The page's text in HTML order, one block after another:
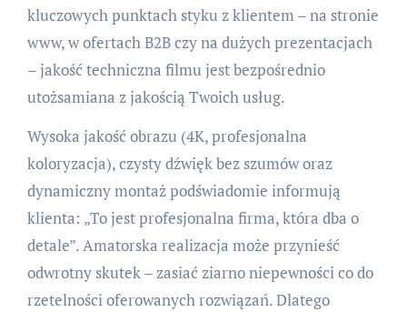
kluczowych punktach styku z klientem – na stronie
www, w ofertach B2B czy na dużych prezentacjach
– jakość techniczna filmu jest bezpośrednio
utożsamiana z jakością Twoich usług.
Wysoka jakość obrazu (4K, profesjonalna
koloryzacja), czysty dźwięk bez szumów oraz
dynamiczny montaż podświadomie informują
klienta: „To jest profesjonalna firma, która dba o
detale”. Amatorska realizacja może przynieść
odwrotny skutek – zasiać ziarno niepewności co do
rzetelności oferowanych rozwiązań. Dlatego